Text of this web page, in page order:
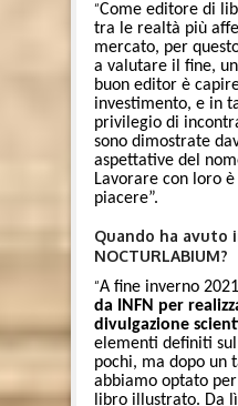
“Come editore di
tra le realtà più
mercato, per
a valutare il fine,
buon editor è
investimento, e in
privilegio di
sono dimostrate
aspettative del
Lavorare con loro
piacere”.
Quando ha
NOCTURLABIUM?
“A fine inverno
da INFN per
divulgazione
elementi definiti
pochi, ma dopo un
abbiamo optato
libro illustrato. Da